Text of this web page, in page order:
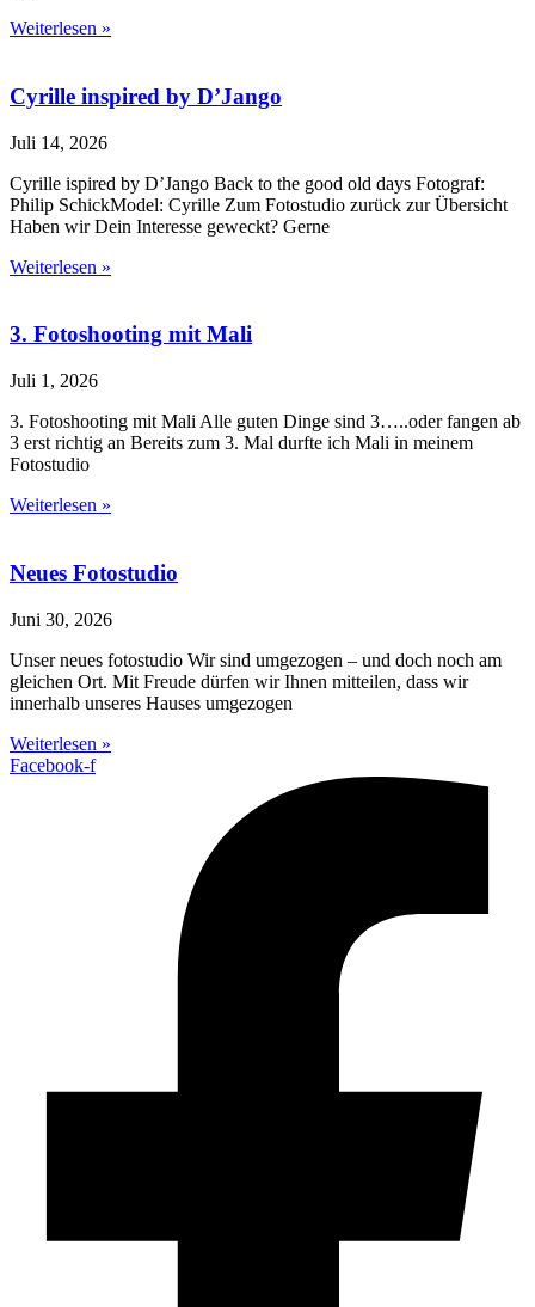
Weiterlesen »
Cyrille inspired by D’Jango
Juli 14, 2026
Cyrille ispired by D’Jango Back to the good old days Fotograf:
Philip SchickModel: Cyrille Zum Fotostudio zurück zur Übersicht
Haben wir Dein Interesse geweckt? Gerne
Weiterlesen »
3. Fotoshooting mit Mali
Juli 1, 2026
3. Fotoshooting mit Mali Alle guten Dinge sind 3…..oder fangen ab
3 erst richtig an Bereits zum 3. Mal durfte ich Mali in meinem
Fotostudio
Weiterlesen »
Neues Fotostudio
Juni 30, 2026
Unser neues fotostudio Wir sind umgezogen – und doch noch am
gleichen Ort. Mit Freude dürfen wir Ihnen mitteilen, dass wir
innerhalb unseres Hauses umgezogen
Weiterlesen »
Facebook-f